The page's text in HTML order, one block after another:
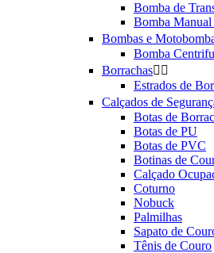
Bomba de
Bomba Manual
Bombas e
Bomba
Borrachas 
Estrados de
Calçados de
Botas de
Botas de PU
Botas de PVC
Botinas de
Calçado
Coturno
Nobuck
Palmilhas
Sapato de
Tênis de Couro